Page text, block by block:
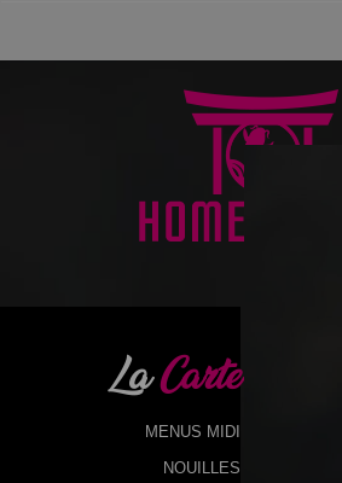
LaCarte
MENUS MIDI
NOUILLES